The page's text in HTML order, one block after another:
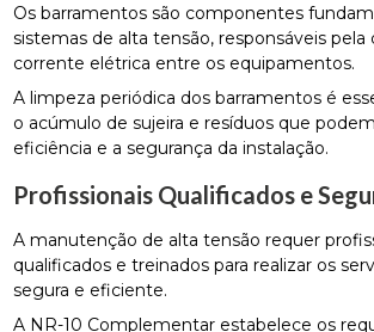
Os barramentos são componentes
sistemas de alta tensão, responsáveis pela
corrente elétrica entre os equipamentos.
A limpeza periódica dos barramentos é
o acúmulo de sujeira e resíduos que
eficiência e a segurança da instalação.
Profissionais Qualificados e
A manutenção de alta tensão requer
qualificados e treinados para realizar os
segura e eficiente.
A NR-10 Complementar estabelece os